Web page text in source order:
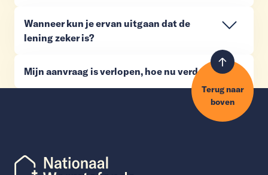
Wanneer kun je ervan uitgaan dat de
lening zeker is?
Mijn aanvraag is verlopen, hoe nu verder?
Terug naar
boven